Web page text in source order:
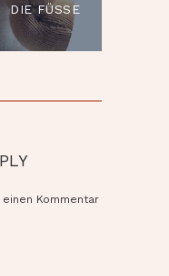
post:
DIE FÜSSE
Kommentar